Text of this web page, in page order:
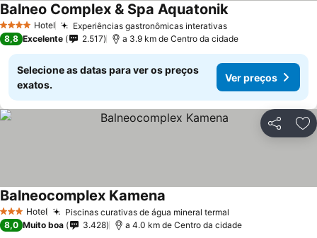
4 EstrelasHotel Experiências gastronômicas interativasVer preços
Balneo Complex & Spa AquatonikVer preços
8,8 Excelente 2.517 a 3.9 km de Centro da cidade
Selecione as datas para ver os preços
exatos.
Ver preços
Partilhar
3 EstrelasHotel Piscinas curativas de água mineral termal
Balneocomplex Kamena
8,0 Muito boa 3.428 a 4.0 km de Centro da cidade